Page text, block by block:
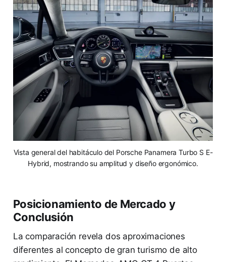
Vista general del habitáculo del Porsche Panamera Turbo S E-
Hybrid, mostrando su amplitud y diseño ergonómico.
Posicionamiento de Mercado y
Conclusión
La comparación revela dos aproximaciones
diferentes al concepto de gran turismo de alto